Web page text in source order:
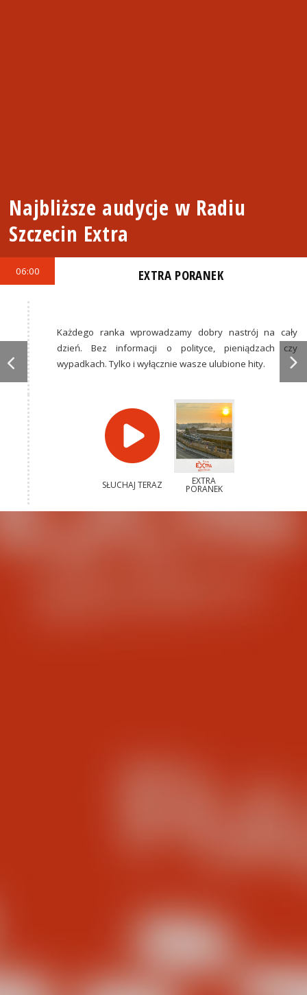
Najbliższe audycje w Radiu
Szczecin Extra
06:00 EXTRA PORANEK
Każdego ranka wprowadzamy dobry nastrój na cały
dzień. Bez informacji o polityce, pieniądzach czy
wypadkach. Tylko i wyłącznie wasze ulubione hity.
SŁUCHAJ TERAZ EXTRA
PORANEK